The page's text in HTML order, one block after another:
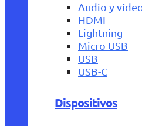
Audio y
HDMI
Lightning
Micro USB
USB
USB-C
Dispositivos